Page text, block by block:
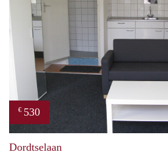
€ 530
Dordtselaan